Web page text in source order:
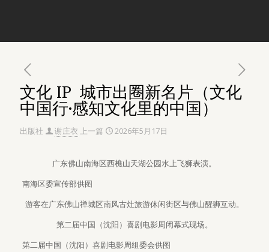
文化 IP 城市出圈新名片（文化
中国行·感知文化里的中国）
出版社 谢庄衣 上一篇 2026年5月17日
广东佛山南海区西樵山天湖公园水上飞狮表演。
南海区委宣传部供图
游客在广东佛山禅城区南风古灶旅游休闲街区与佛山醒狮互动。
第二届中国（沈阳）喜剧电影周闭幕式现场。
第二届中国（沈阳）喜剧电影周组委会供图